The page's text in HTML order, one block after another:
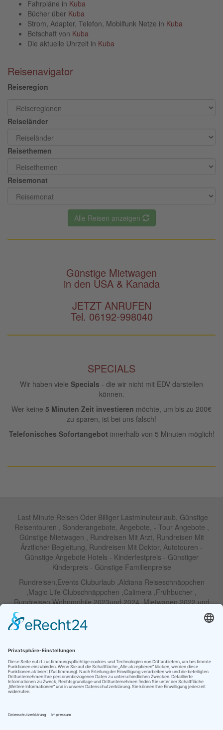
Fahrpläne in Kuba
Bücher über Kuba
Strom, Adapter, Telefon, Mobilfunk Netze in Kuba
Botschaft von Kuba
Die aktuelle Uhrzeit in Kuba
Reisenavigator
Reiseregion
Reiseländer
Reisethemen
Reisemonat
Alle Reisen anzeigen
Günstige Mietwagen
in den USA & Kanada
JETZT ANRUFEN
Tel. 06192-998040
SPECIALS
Wir haben viele Specials - die wir nicht mit EDV darstellen
können.
Wer keine 5 Minuten Zeit investieren möchte, um bis zu 200€
zu sparen, ist bei uns falsch!
Telefonisches Sofortangebot innerhalb von 5 Minuten möglich!
Last Minute Reisen Oder Billiger Lastminuteurlaub, Günstige
Reisentouren , Sonderangebote, Angebote, - Tour Angebote ,
Günstige Mietwagen , Rundreisen Mit Arzt, Rundreisen Mit
Ärztlicher Begleitung, Rundreisen Mit Doktor, Autotouren -
Günstige Angebote Hotels - Kinderfestpreis - Günstiger
Kinderpreis - Günstige Familienpreise
Rundreisen,Events Cluburlaub ,Aldiana Reiseschnäppchen
,Magic Life Clubschnäppchen ,Calimera ,Frühbucher ,
Rundreisen Wohnmobile 2023und 2024 ,Mietwagen 2022 und
Weihnachtreisen 2022 und 2023 , Silvesterreisen 2022 und 2032,
Namibia, Wohnmobile , Billige Angebote, Touren,Angebote Für
Mietwagentouren , Billige Lastminute Angebote Für
Mietwagenrundreisen, Mietwagenreisen ,Selbstfahrertouren
RIU Urlaubs Angebote - RIU Urlaub Schnäppchen - RIU Clubhotel
- Lastminute RIU - Riu Palace Hotels - Robinson Clubs -
Familien Angebote Europa Park Freizeitpark